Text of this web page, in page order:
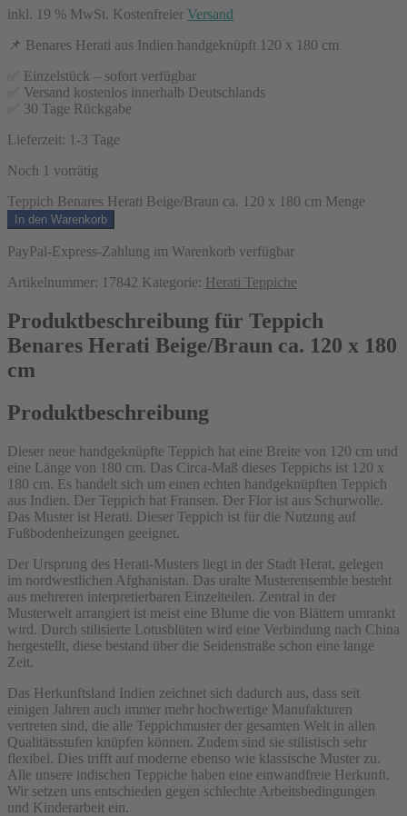
inkl. 19 % MwSt. Kostenfreier Versand
📌 Benares Herati aus Indien handgeknüpft 120 x 180 cm
✅ Einzelstück – sofort verfügbar
✅ Versand kostenlos innerhalb Deutschlands
✅ 30 Tage Rückgabe
Lieferzeit: 1-3 Tage
Noch 1 vorrätig
Teppich Benares Herati Beige/Braun ca. 120 x 180 cm Menge
In den Warenkorb
PayPal-Express-Zahlung im Warenkorb verfügbar
Artikelnummer: 17842 Kategorie: Herati Teppiche
Produktbeschreibung für Teppich
Benares Herati Beige/Braun ca. 120 x 180
cm
Produktbeschreibung
Dieser neue handgeknüpfte Teppich hat eine Breite von 120 cm und
eine Länge von 180 cm. Das Circa-Maß dieses Teppichs ist 120 x
180 cm. Es handelt sich um einen echten handgeknüpften Teppich
aus Indien. Der Teppich hat Fransen. Der Flor ist aus Schurwolle.
Das Muster ist Herati. Dieser Teppich ist für die Nutzung auf
Fußbodenheizungen geeignet.
Der Ursprung des Herati-Musters liegt in der Stadt Herat, gelegen
im nordwestlichen Afghanistan. Das uralte Musterensemble besteht
aus mehreren interpretierbaren Einzelteilen. Zentral in der
Musterwelt arrangiert ist meist eine Blume die von Blättern umrankt
wird. Durch stilisierte Lotusblüten wird eine Verbindung nach China
hergestellt, diese bestand über die Seidenstraße schon eine lange
Zeit.
Das Herkunftsland Indien zeichnet sich dadurch aus, dass seit
einigen Jahren auch immer mehr hochwertige Manufakturen
vertreten sind, die alle Teppichmuster der gesamten Welt in allen
Qualitätsstufen knüpfen können. Zudem sind sie stilistisch sehr
flexibel. Dies trifft auf moderne ebenso wie klassische Muster zu.
Alle unsere indischen Teppiche haben eine einwandfreie Herkunft.
Wir setzen uns entschieden gegen schlechte Arbeitsbedingungen
und Kinderarbeit ein.